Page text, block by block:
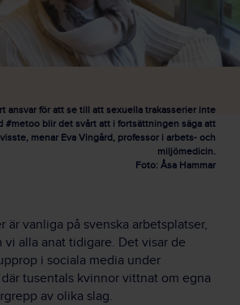
ansvar för att se till att sexuella trakasserier inte
#metoo blir det svårt att i fortsättningen säga att
menar Eva Vingård, professor i arbets- och
miljömedicin.
Foto: Åsa Hammar
är vanliga på svenska arbetsplatser,
vi alla anat tidigare. Det visar de
i sociala media under
tusentals kvinnor vittnat om egna
av olika slag.